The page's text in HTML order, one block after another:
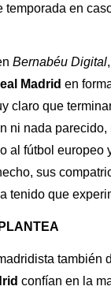
en
Bernabéu Digital,
Madrid en
claro que
ni nada
al fútbol europeo
sus
tenido que
también
confían en la